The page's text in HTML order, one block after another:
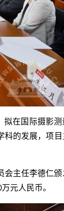
拟在国际摄影
科的发展，项
会主任李德仁
元人民币。